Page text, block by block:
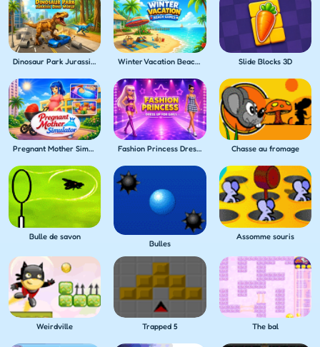
Dinosaur Park Jurassic Dino World Winter Vacation Beach Games Slide Blocks 3D
Pregnant Mother Simulator Fashion Princess Dress Up for Girls Chasse au fromage
Bulle de savon
Bulles
Assomme souris
Weirdville Trapped 5 The bal